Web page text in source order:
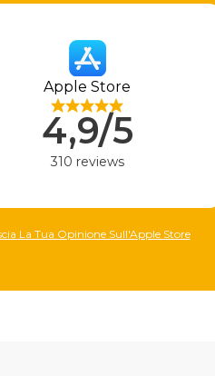
Apple Store
4,9/5
310 reviews
La Tua Opinione Sull'Apple Store